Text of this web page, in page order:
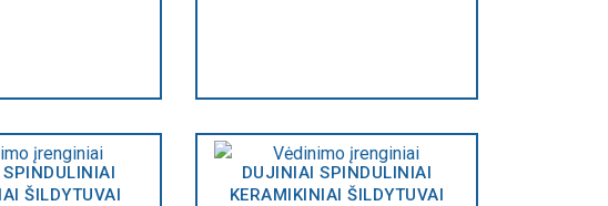
ŠILDYTUVAI
DUJINIAI SPINDULINIAI
KERAMIKINIAI ŠILDYTUVAI